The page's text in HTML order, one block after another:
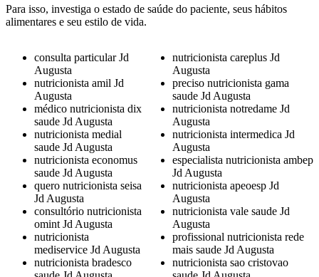
Para isso, investiga o estado de saúde do paciente, seus hábitos
alimentares e seu estilo de vida.
consulta particular Jd
Augusta
nutricionista amil Jd
Augusta
médico nutricionista dix
saude Jd Augusta
nutricionista medial
saude Jd Augusta
nutricionista economus
saude Jd Augusta
quero nutricionista seisa
Jd Augusta
consultório nutricionista
omint Jd Augusta
nutricionista
mediservice Jd Augusta
nutricionista bradesco
nutricionista careplus Jd
Augusta
preciso nutricionista gama
saude Jd Augusta
nutricionista notredame Jd
Augusta
nutricionista intermedica Jd
Augusta
especialista nutricionista ambep
Jd Augusta
nutricionista apeoesp Jd
Augusta
nutricionista vale saude Jd
Augusta
profissional nutricionista rede
mais saude Jd Augusta
nutricionista sao cristovao